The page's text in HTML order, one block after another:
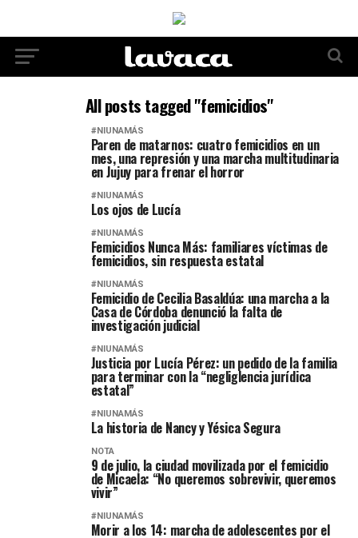
All posts tagged "femicidios"
#NIUNAMÁS
Paren de matarnos: cuatro femicidios en un
mes, una represión y una marcha multitudinaria
en Jujuy para frenar el horror
#NIUNAMÁS
Los ojos de Lucía
#NIUNAMÁS
Femicidios Nunca Más: familiares víctimas de
femicidios, sin respuesta estatal
#NIUNAMÁS
Femicidio de Cecilia Basaldúa: una marcha a la
Casa de Córdoba denunció la falta de
investigación judicial
#NIUNAMÁS
Justicia por Lucía Pérez: un pedido de la familia
para terminar con la “negliglencia jurídica
estatal”
#NIUNAMÁS
La historia de Nancy y Yésica Segura
NOTA
9 de julio, la ciudad movilizada por el femicidio
de Micaela: “No queremos sobrevivir, queremos
vivir”
#NIUNAMÁS
Morir a los 14: marcha de adolescentes por el